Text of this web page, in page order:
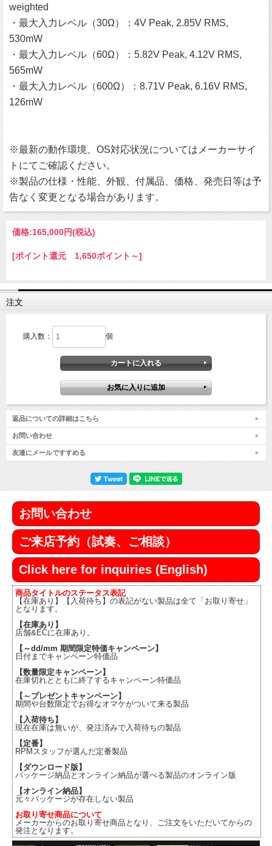
weighted
・最大入力レベル（30Ω）：4V Peak, 2.85V RMS,
530mW
・最大入力レベル（60Ω）：5.82V Peak, 4.12V RMS,
565mW
・最大入力レベル（600Ω）：8.71V Peak, 6.16V RMS,
126mW
※最新の動作環境、OS対応状況についてはメーカーサイ
トにてご確認ください。
※製品の仕様・性能、外観、付属品、価格、発売日等は予
告なく変更となる場合があります。
価格:165,000円(税込)
[ポイント還元 1,650ポイント～]
注文
購入数： 個
返品についての詳細はこちら
お問い合わせ
友達にメールですすめる
お問い合わせ
ご来店予約（試奏、ご相談）
Click here for inquiries (English)
商品タイトルのステータス表記
【在庫あり】【入荷待ち】の表記がない製品は全て「お取り寄せ」
となります。
【在庫あり】
店舗&ECに在庫あり。
【～dd/mm 期間限定特価キャンペーン】
日付までキャンペーン特価品
【数量限定キャンペーン】
在庫切れとともに終了するキャンペーン特価品
【～プレゼントキャンペーン】
期間や台数限定でお得なオマケがついて来る製品
【入荷待ち】
現在在庫は無いが、発注済みで入荷待ちの製品
【定番】
RPMスタッフが選んだ定番製品
【ダウンロード版】
パッケージ納品とオンライン納品が選べる製品のオンライン版
【オンライン納品】
元々パッケージが存在しない製品
お取り寄せ商品について
メーカーからのお取り寄せ商品となり、ご注文をいただいてからの
発注となります。